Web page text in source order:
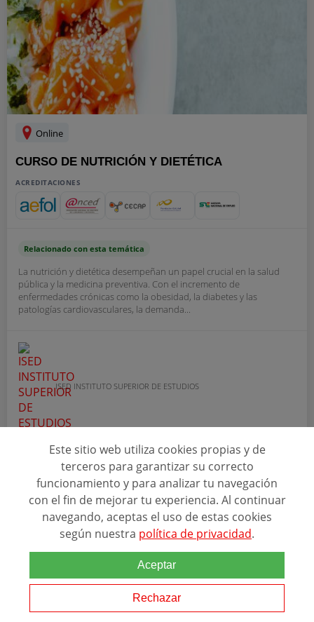
Online
CURSO DE NUTRICIÓN Y DIETÉTICA
ACREDITACIONES
Relacionado con esta temática
La nutrición y dietética desempeñan un papel crucial en la salud
pública y la medicina preventiva. Con el incremento de
enfermedades crónicas como la obesidad, la diabetes y las
patologías cardiovasculares, la demanda...
ISED INSTITUTO SUPERIOR DE ESTUDIOS
Ver programa
SOLICITAR INFORMACIÓN
Este sitio web utiliza cookies propias y de
terceros para garantizar su correcto
funcionamiento y para analizar tu navegación
con el fin de mejorar tu experiencia. Al continuar
navegando, aceptas el uso de estas cookies
según nuestra política de privacidad.
Aceptar
Rechazar